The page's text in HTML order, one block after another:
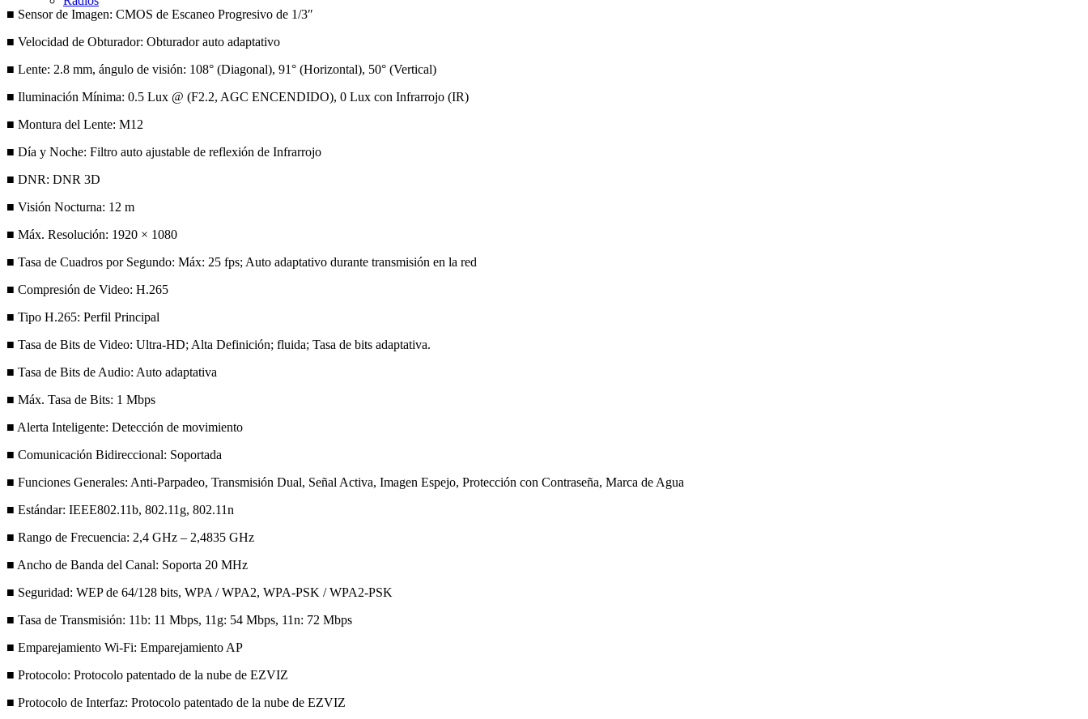
■ Sensor de Imagen: CMOS de Escaneo Progresivo de 1/3″
■ Velocidad de Obturador: Obturador auto adaptativo
■ Lente: 2.8 mm, ángulo de visión: 108° (Diagonal), 91° (Horizontal), 50° (Vertical)
■ Iluminación Mínima: 0.5 Lux @ (F2.2, AGC ENCENDIDO), 0 Lux con Infrarrojo (IR)
■ Montura del Lente: M12
■ Día y Noche: Filtro auto ajustable de reflexión de Infrarrojo
■ DNR: DNR 3D
■ Visión Nocturna: 12 m
■ Máx. Resolución: 1920 × 1080
■ Tasa de Cuadros por Segundo: Máx: 25 fps; Auto adaptativo durante transmisión en la red
■ Compresión de Video: H.265
■ Tipo H.265: Perfil Principal
■ Tasa de Bits de Video: Ultra-HD; Alta Definición; fluida; Tasa de bits adaptativa.
■ Tasa de Bits de Audio: Auto adaptativa
■ Máx. Tasa de Bits: 1 Mbps
■ Alerta Inteligente: Detección de movimiento
■ Comunicación Bidireccional: Soportada
■ Funciones Generales: Anti-Parpadeo, Transmisión Dual, Señal Activa, Imagen Espejo, Protección con Contraseña, Marca de Agua
■ Estándar: IEEE802.11b, 802.11g, 802.11n
■ Rango de Frecuencia: 2,4 GHz – 2,4835 GHz
■ Ancho de Banda del Canal: Soporta 20 MHz
■ Seguridad: WEP de 64/128 bits, WPA / WPA2, WPA-PSK / WPA2-PSK
■ Tasa de Transmisión: 11b: 11 Mbps, 11g: 54 Mbps, 11n: 72 Mbps
■ Emparejamiento Wi-Fi: Emparejamiento AP
■ Protocolo: Protocolo patentado de la nube de EZVIZ
■ Protocolo de Interfaz: Protocolo patentado de la nube de EZVIZ